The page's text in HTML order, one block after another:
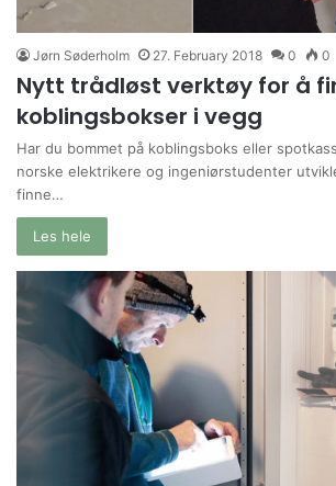
Jørn Søderholm 27. February 2018 0 0
Nytt trådløst verktøy for å
koblingsbokser i vegg
Har du bommet på koblingsboks eller
norske elektrikere og ingeniørstudenter
finne…
Les hele